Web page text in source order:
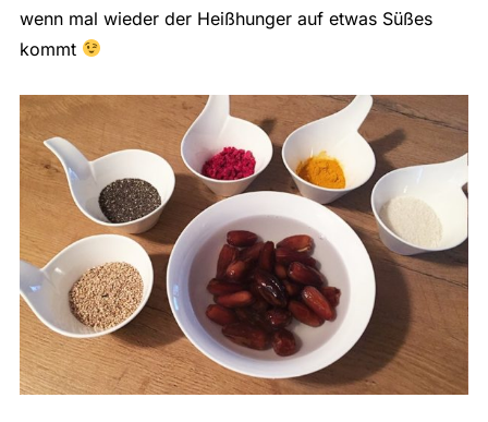
wenn mal wieder der Heißhunger auf etwas Süßes
kommt